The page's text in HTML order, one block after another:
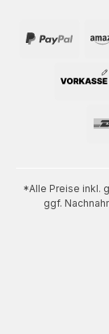
*Alle Preise inkl.
ggf.